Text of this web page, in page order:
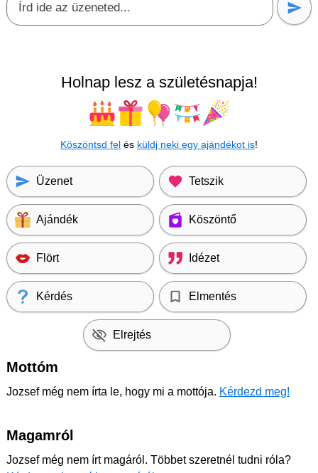
Holnap lesz a születésnapja!
Köszöntsd fel és küldj neki egy ajándékot is!
Üzenet Tetszik
Ajándék Köszöntő
Flört Idézet
Kérdés Elmentés
Elrejtés
Mottóm
Jozsef még nem írta le, hogy mi a mottója. Kérdezd meg!
Magamról
Jozsef még nem írt magáról. Többet szeretnél tudni róla?